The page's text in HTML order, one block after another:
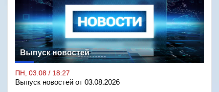
Выпуск новостей
ПН, 03.08 / 18:27
Выпуск новостей от 03.08.2026